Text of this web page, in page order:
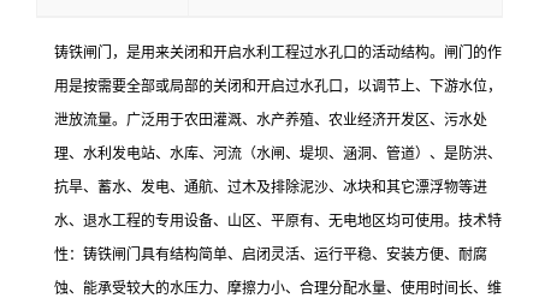
铸铁闸门，是用来关闭和开启水利工程过水孔口的活动结构。闸门的作
用是按需要全部或局部的关闭和开启过水孔口，以调节上、下游水位，
泄放流量。广泛用于农田灌溉、水产养殖、农业经济开发区、污水处
理、水利发电站、水库、河流（水闸、堤坝、涵洞、管道）、是防洪、
抗旱、蓄水、发电、通航、过木及排除泥沙、冰块和其它漂浮物等进
水、退水工程的专用设备、山区、平原有、无电地区均可使用。技术特
性：铸铁闸门具有结构简单、启闭灵活、运行平稳、安装方便、耐腐
蚀、能承受较大的水压力、摩擦力小、合理分配水量、使用时间长、维